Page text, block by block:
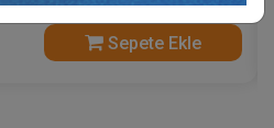
Sepete Ekle